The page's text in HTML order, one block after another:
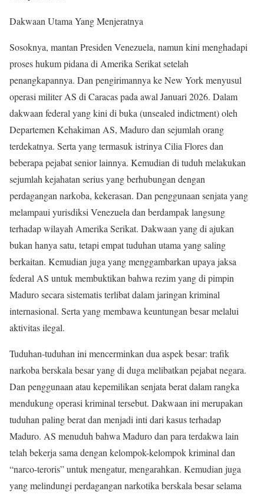
Dakwaan Utama Yang Menjeratnya
Sosoknya, mantan Presiden Venezuela, namun kini menghadapi
proses hukum pidana di Amerika Serikat setelah
penangkapannya. Dan pengirimannya ke New York menyusul
operasi militer AS di Caracas pada awal Januari 2026. Dalam
dakwaan federal yang kini di buka (unsealed indictment) oleh
Departemen Kehakiman AS, Maduro dan sejumlah orang
terdekatnya. Serta yang termasuk istrinya Cilia Flores dan
beberapa pejabat senior lainnya. Kemudian di tuduh melakukan
sejumlah kejahatan serius yang berhubungan dengan
perdagangan narkoba, kekerasan. Dan penggunaan senjata yang
melampaui yurisdiksi Venezuela dan berdampak langsung
terhadap wilayah Amerika Serikat. Dakwaan yang di ajukan
bukan hanya satu, tetapi empat tuduhan utama yang saling
berkaitan. Kemudian juga yang menggambarkan upaya jaksa
federal AS untuk membuktikan bahwa rezim yang di pimpin
Maduro secara sistematis terlibat dalam jaringan kriminal
internasional. Serta yang membawa keuntungan besar melalui
aktivitas ilegal.
Tuduhan-tuduhan ini mencerminkan dua aspek besar: trafik
narkoba berskala besar yang di duga melibatkan pejabat negara.
Dan penggunaan atau kepemilikan senjata berat dalam rangka
mendukung operasi kriminal tersebut. Dakwaan ini merupakan
tuduhan paling berat dan menjadi inti dari kasus terhadap
Maduro. AS menuduh bahwa Maduro dan para terdakwa lain
telah bekerja sama dengan kelompok-kelompok kriminal dan
“narco-teroris” untuk mengatur, mengarahkan. Kemudian juga
yang melindungi perdagangan narkotika berskala besar selama